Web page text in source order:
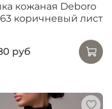
кожаная Deboro
коричневый лист
руб